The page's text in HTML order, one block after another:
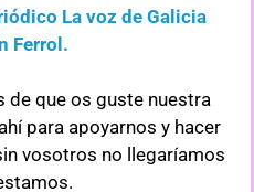
La voz de Galicia
Ferrol.
de que os guste nuestra
para apoyarnos y hacer
vosotros no llegaríamos